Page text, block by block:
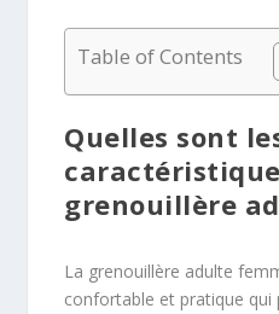
Table of Contents
Quelles sont
grenouillère
La grenouillère adulte
confortable et pratique